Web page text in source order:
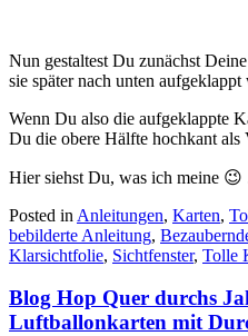
Nun gestaltest Du zunächst
sie später nach unten
Wenn Du also die aufgeklappte
Du die obere Hälfte hochkant als
Hier siehst Du, was ich meine 😉
Posted in Anleitungen, Karten,
bebilderte Anleitung,
Klarsichtfolie, Sichtfenster, Tolle
Blog Hop Quer durchs
Luftballonkarten mit